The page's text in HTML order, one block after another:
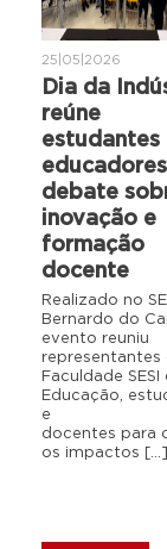
25|05|2026
Dia da
reúne
estudantes
debate
inovação e
formação
docente
Realizado no
Bernardo do
evento reuniu
representantes
Faculdade SESI
Educação,
e
docentes para
os impactos […]